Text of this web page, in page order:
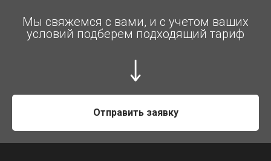
Мы свяжемся с вами, и с учетом ваших
условий подберем подходящий тариф
Отправить заявку